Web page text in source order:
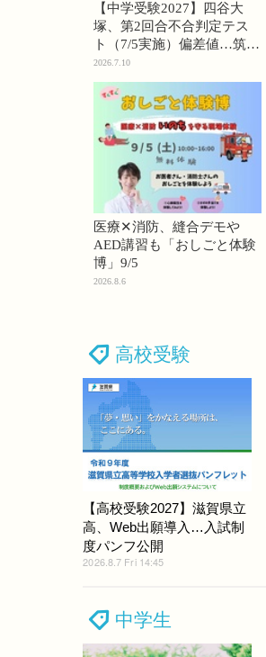
【中学受験2027】四谷大
塚、第2回合不合判定テス
ト（7/5実施）偏差値…筑駒
74・桜蔭70＜PR＞
2026.7.10
医療✕消防、縫合デモや
AED講習も「おしごと体験
博」9/5
2026.8.6
高校受験
【高校受験2027】滋賀県立
高、Web出願導入…入試制
度パンフ公開
2026.8.7 Fri 14:45
中学生